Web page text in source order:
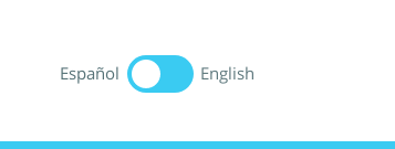
Español English